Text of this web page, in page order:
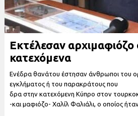
Εκτέλεσαν αρχιμαφιόζο
κατεχόμενα
Ενέδρα θανάτου έστησαν άνθρωποι του
εγκλήματος ή του παρακράτους που
δρα στην κατεχόμενη Κύπρο στον
-και μαφιόζο- Χαλίλ Φαλιάλι, ο οποίος